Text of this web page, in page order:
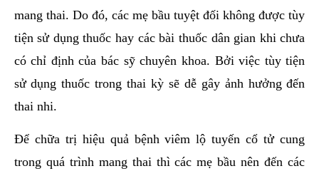
mang thai. Do đó, các mẹ bầu tuyệt đối không được tùy
tiện sử dụng thuốc hay các bài thuốc dân gian khi chưa
có chỉ định của bác sỹ chuyên khoa. Bởi việc tùy tiện
sử dụng thuốc trong thai kỳ sẽ dễ gây ảnh hưởng đến
thai nhi.
Để chữa trị hiệu quả bệnh viêm lộ tuyến cổ tử cung
trong quá trình mang thai thì các mẹ bầu nên đến các